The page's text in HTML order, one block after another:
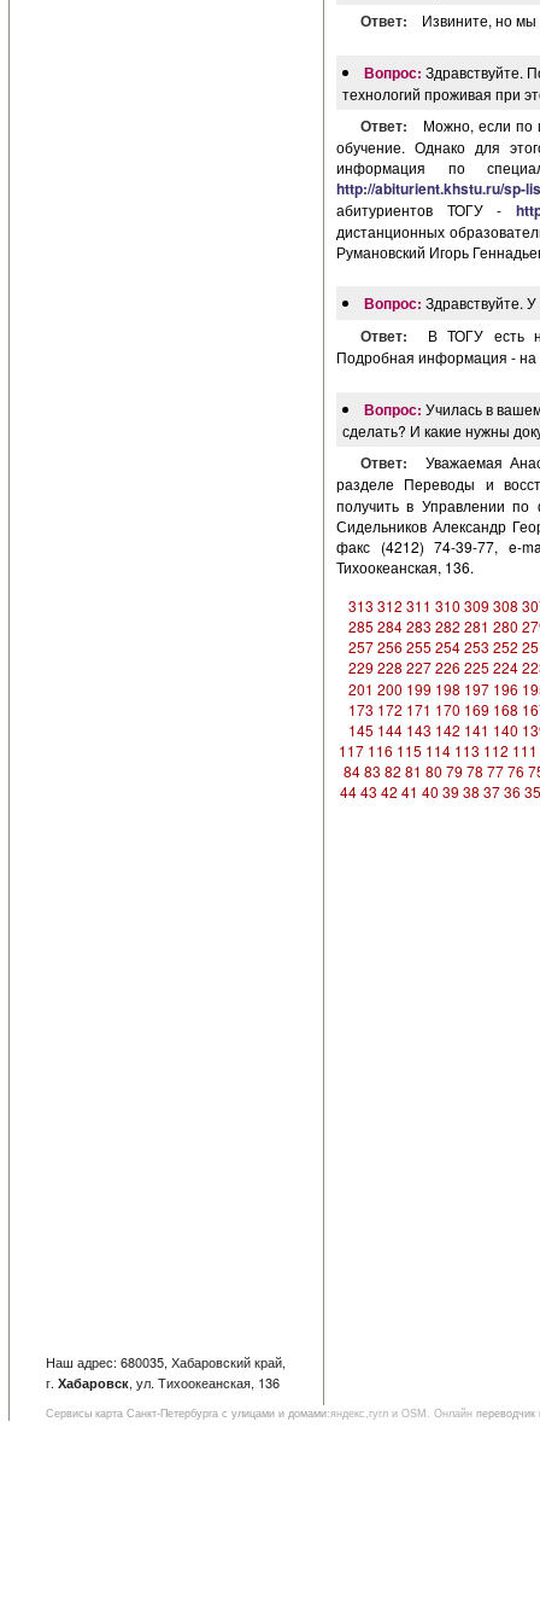
Наш адрес: 680035, Хабаровский край,
г. Хабаровск, ул. Тихоокеанская, 136
Ответ: Извините, но
Вопрос: Здравствуйте.
технологий проживая при
Ответ:
Можно, если по
обучение. Однако для
информация по
http://abiturient.khstu.ru/sp-
абитуриентов ТОГУ -
дистанционных
Румановский Игорь
Вопрос: Здравствуйте.
Ответ:
В ТОГУ есть
Подробная информация -
Вопрос: Училась в
сделать? И какие нужны
Ответ:
Уважаемая
разделе Переводы и
получить в Управлении
Сидельников Александр
факс (4212) 74-39-77, e-
Тихоокеанская, 136.
313 312 311 310 309 308
285 284 283 282 281 280
257 256 255 254 253 252
229 228 227 226 225 224
201 200 199 198 197 196
173 172 171 170 169 168
145 144 143 142 141 140
117 116 115 114 113 112 111
84 83 82 81 80 79 78 77 76
4443 42 41 40 39 38 3736 35
Сервисы карта Санкт-Петербурга с улицами и домами:яндекс,гугл и OSM. Онлайн переводчик